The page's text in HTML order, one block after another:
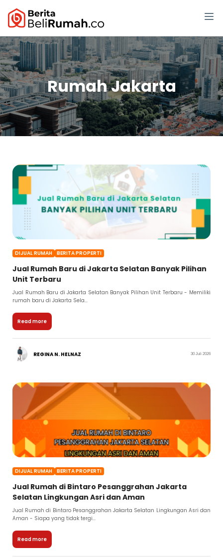
Rumah Jakarta
DIJUAL RUMAH BERITA PROPERTI
Jual Rumah Baru di Jakarta Selatan Banyak Pilihan
Unit Terbaru
Jual Rumah Baru di Jakarta Selatan Banyak Pilihan Unit Terbaru - Memiliki
rumah baru di Jakarta Sela...
Read more
REGINA N. HELNAZ 30 Juli 2026
DIJUAL RUMAH BERITA PROPERTI
Jual Rumah di Bintaro Pesanggrahan Jakarta
Selatan Lingkungan Asri dan Aman
Jual Rumah di Bintaro Pesanggrahan Jakarta Selatan Lingkungan Asri dan
Aman - Siapa yang tidak tergi...
Read more